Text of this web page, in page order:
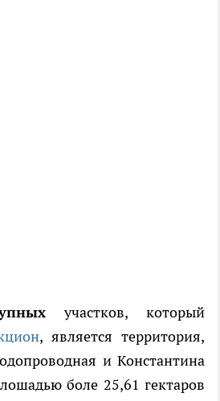
участков, который
, является территория,
и Константина
боле 25,61 гектаров